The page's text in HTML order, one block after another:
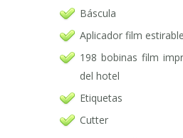
Báscula
Aplicador film estirable
198 bobinas film
del hotel
Etiquetas
Cutter